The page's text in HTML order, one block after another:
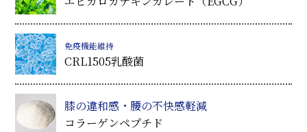
免疫機能維持
CRL1505乳酸菌
膝の違和感・腰の不快感軽減
コラーゲンペプチド